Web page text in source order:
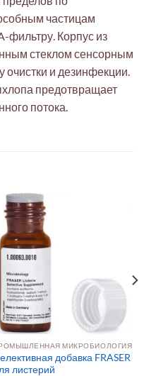
частицам
фильтру. Корпус из
стеклом сенсорным
очистки и дезинфекции.
предотвращает
потока.
МИКРОБИОЛОГИЯ
добавка FRASER
листерий